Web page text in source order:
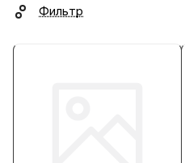
Фильтр